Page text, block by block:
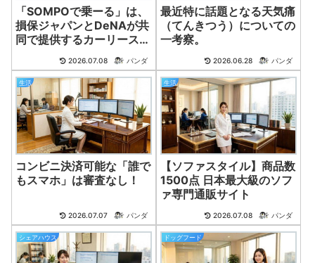
「SOMPOで乗ーる」は、
損保ジャパンとDeNAが共
同で提供するカーリースサ
2026.07.08 パンダ
最近特に話題となる天気痛
（てんきつう）についての
一考察。
2026.06.28 パンダ
生活
コンビニ決済可能な「誰で
もスマホ」は審査なし！
2026.07.07 パンダ
生活
【ソファスタイル】商品数
1500点 日本最大級のソフ
ァ専門通販サイト
2026.07.08 パンダ
シェアハウス ドッグフード